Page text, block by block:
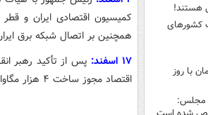
هستند!
کشورهای
با روز
مجلس:
همچنین بر اتصال شبکه برق
۱۷ اسفند:
پس از تأکید رهبر
اقتصاد مجوز ساخت ۴ هزار مگاوات نیروگاه خورشیدی را مصوب کرد.